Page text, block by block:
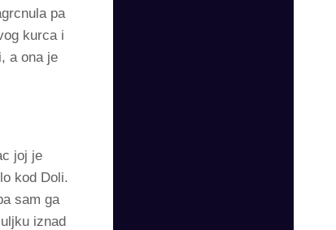
pa
kurca i
a ona je
joj je
kod Doli.
sam ga
iznad